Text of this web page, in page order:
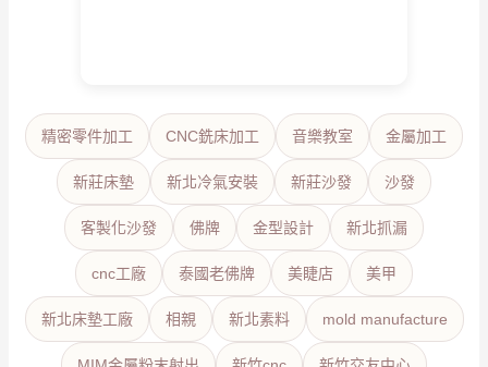
精密零件加工 CNC銑床加工 音樂教室 金屬加工
新莊床墊 新北冷氣安裝 新莊沙發 沙發
客製化沙發 佛牌 金型設計 新北抓漏
cnc工廠 泰國老佛牌 美睫店 美甲
新北床墊工廠 相親 新北素料 mold manufacture